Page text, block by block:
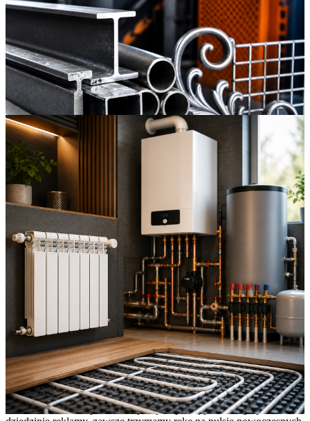
Świat zoo
Produkty metalowe
Pogląd
Ogrzewanie, sprzęt grzewczy
TM „Biznes-Pro” – fala sukcesu w oceanie reklamy
TM „Propozycja biznesowa” to ukraiński katalog reklamowy do
prezentacji przedsiębiorstw i towarów.
Dziś „Business Proposal” utrzymuje reputację stabilnego partnera w